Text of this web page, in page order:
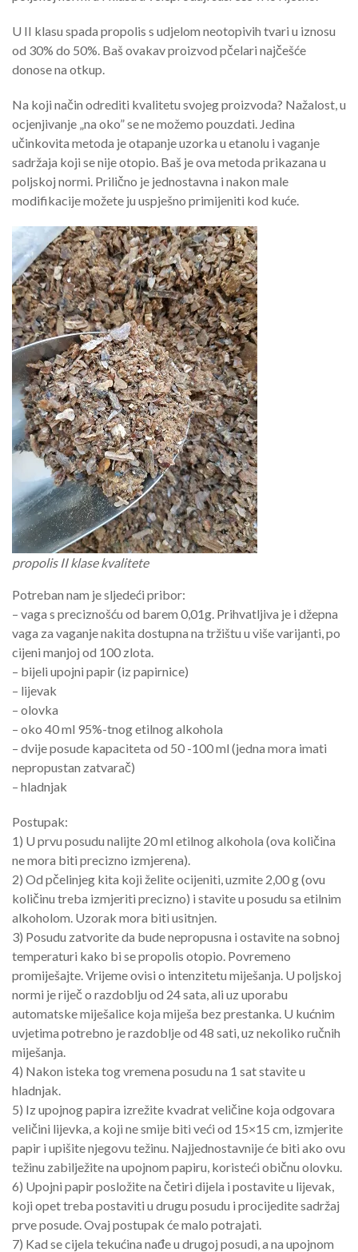
U II klasu spada propolis s udjelom neotopivih tvari u iznosu
od 30% do 50%. Baš ovakav proizvod pčelari najčešće
donose na otkup.
Na koji način odrediti kvalitetu svojeg proizvoda? Nažalost, u
ocjenjivanje „na oko” se ne možemo pouzdati. Jedina
učinkovita metoda je otapanje uzorka u etanolu i vaganje
sadržaja koji se nije otopio. Baš je ova metoda prikazana u
poljskoj normi. Prilično je jednostavna i nakon male
modifikacije možete ju uspješno primijeniti kod kuće.
propolis II klase kvalitete
Potreban nam je sljedeći pribor:
– vaga s preciznošću od barem 0,01g. Prihvatljiva je i džepna
vaga za vaganje nakita dostupna na tržištu u više varijanti, po
cijeni manjoj od 100 zlota.
– bijeli upojni papir (iz papirnice)
– lijevak
– olovka
– oko 40 ml 95%-tnog etilnog alkohola
– dvije posude kapaciteta od 50 -100 ml (jedna mora imati
nepropustan zatvarač)
– hladnjak
Postupak:
1) U prvu posudu nalijte 20 ml etilnog alkohola (ova količina
ne mora biti precizno izmjerena).
2) Od pčelinjeg kita koji želite ocijeniti, uzmite 2,00 g (ovu
količinu treba izmjeriti precizno) i stavite u posudu sa etilnim
alkoholom. Uzorak mora biti usitnjen.
3) Posudu zatvorite da bude nepropusna i ostavite na sobnoj
temperaturi kako bi se propolis otopio. Povremeno
promiješajte. Vrijeme ovisi o intenzitetu miješanja. U poljskoj
normi je riječ o razdoblju od 24 sata, ali uz uporabu
automatske miješalice koja miješa bez prestanka. U kućnim
uvjetima potrebno je razdoblje od 48 sati, uz nekoliko ručnih
miješanja.
4) Nakon isteka tog vremena posudu na 1 sat stavite u
hladnjak.
5) Iz upojnog papira izrežite kvadrat veličine koja odgovara
veličini lijevka, a koji ne smije biti veći od 15×15 cm, izmjerite
papir i upišite njegovu težinu. Najjednostavnije će biti ako ovu
težinu zabilježite na upojnom papiru, koristeći običnu olovku.
6) Upojni papir posložite na četiri dijela i postavite u lijevak,
koji opet treba postaviti u drugu posudu i procijedite sadržaj
prve posude. Ovaj postupak će malo potrajati.
7) Kad se cijela tekućina nađe u drugoj posudi, a na upojnom